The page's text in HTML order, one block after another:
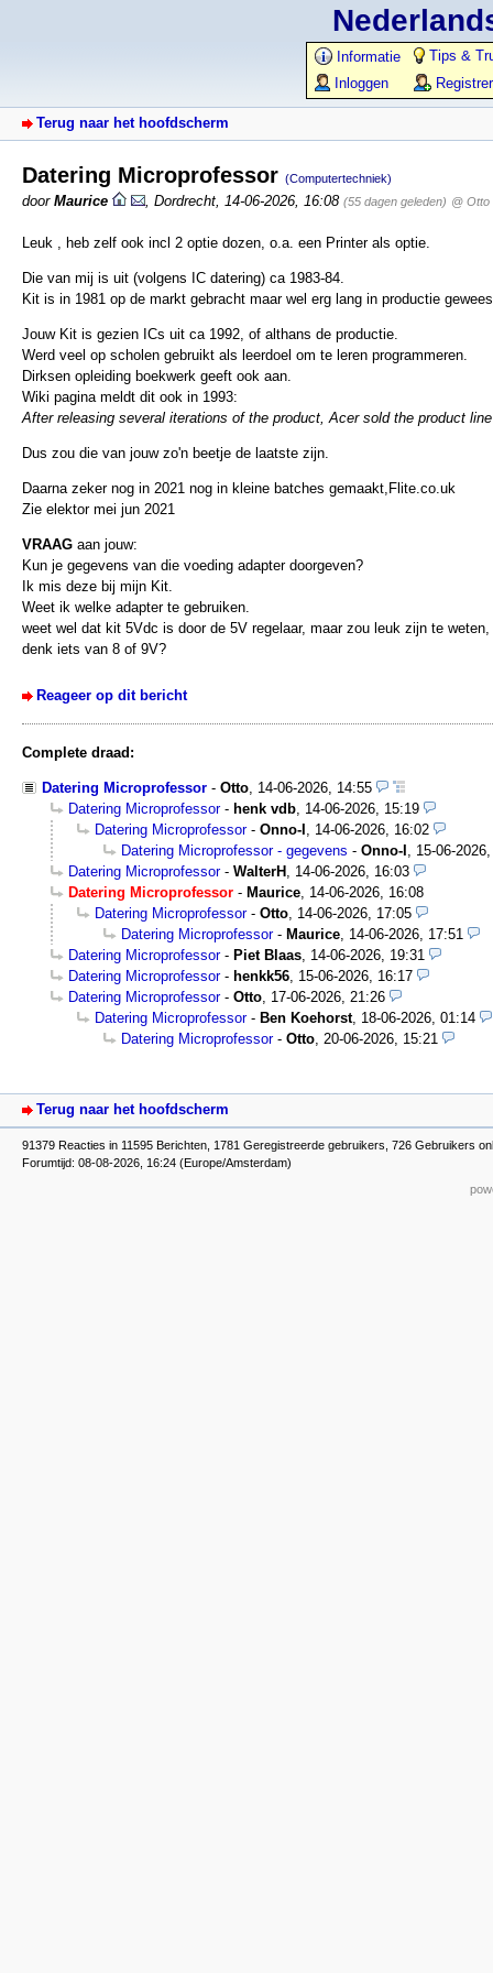
Informatie
Tips &
Inloggen
Terug naar het hoofdscherm
Datering Microprofessor (Computertechniek)
door Maurice Dordrecht 14-06-2026, 16:08 (55 dagen geleden) @ Otto
Leuk , heb zelf ook incl 2 optie dozen, o.a. een Printer als optie.
Die van mij is uit (volgens IC datering) ca 1983-84.
Kit is in 1981 op de markt gebracht maar wel erg lang in productie
Jouw Kit is gezien ICs uit ca 1992, of althans de productie.
Werd veel op scholen gebruikt als leerdoel om te leren programmeren.
Dirksen opleiding boekwerk geeft ook aan.
Wiki pagina meldt dit ook in 1993:
After releasing several iterations of the product, Acer sold the product
Dus zou die van jouw zo'n beetje de laatste zijn.
Daarna zeker nog in 2021 nog in kleine batches gemaakt,Flite.co.uk
Zie elektor mei jun 2021
VRAAG aan jouw:
Kun je gegevens van die voeding adapter doorgeven?
Ik mis deze bij mijn Kit.
Weet ik welke adapter te gebruiken.
weet wel dat kit 5Vdc is door de 5V regelaar, maar zou leuk zijn te weten,
denk iets van 8 of 9V?
Reageer op dit bericht
Complete draad:
Datering Microprofessor - Otto, 14-06-2026, 14:55
Datering Microprofessor- henk vdb, 14-06-2026, 15:19
Datering Microprofessor- Onno-I , 14-06-2026, 16:02
Datering Microprofessor - gegevens - Onno-I , 15-06-
Datering Microprofessor- WalterH , 14-06-2026, 16:03
Datering Microprofessor - Maurice, 14-06-2026, 16:08
Datering Microprofessor- Otto, 14-06-2026, 17:05
Datering Microprofessor- Maurice, 14-06-2026, 17:51
Datering Microprofessor- Piet Blaas, 14-06-2026, 19:31
Datering Microprofessor- henkk56, 15-06-2026, 16:17
Datering Microprofessor- Otto, 17-06-2026, 21:26
Datering Microprofessor- Ben Koehorst, 18-06-2026, 01:14
Datering Microprofessor- Otto, 20-06-2026, 15:21
Terug naar het hoofdscherm
91379 Reacties in 11595 Berichten, 1781 Geregistreerde gebruikers, 726 Gebruikers
Forumtijd: 08-08-2026, 16:24 (Europe/Amsterdam)